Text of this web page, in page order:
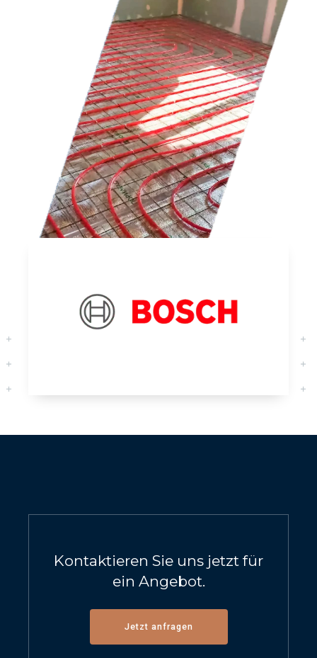
Kontaktieren Sie uns jetzt für
ein Angebot.
Jetzt anfragen